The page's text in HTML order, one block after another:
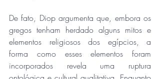
De fato, Diop argumenta que, embora os
gregos tenham herdado alguns mitos e
elementos religiosos dos egípcios, a
forma como esses elementos foram
incorporados revela uma ruptura